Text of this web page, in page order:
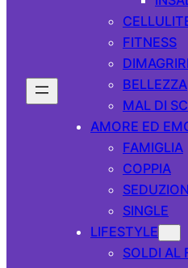
FITNESS
BELLEZZA
MAL DI
AMORE ED
FAMIGLIA
COPPIA
SINGLE
LIFESTYLE
SOLDI AL